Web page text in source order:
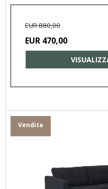
EUR 880,00
EUR 470,00
Vendita